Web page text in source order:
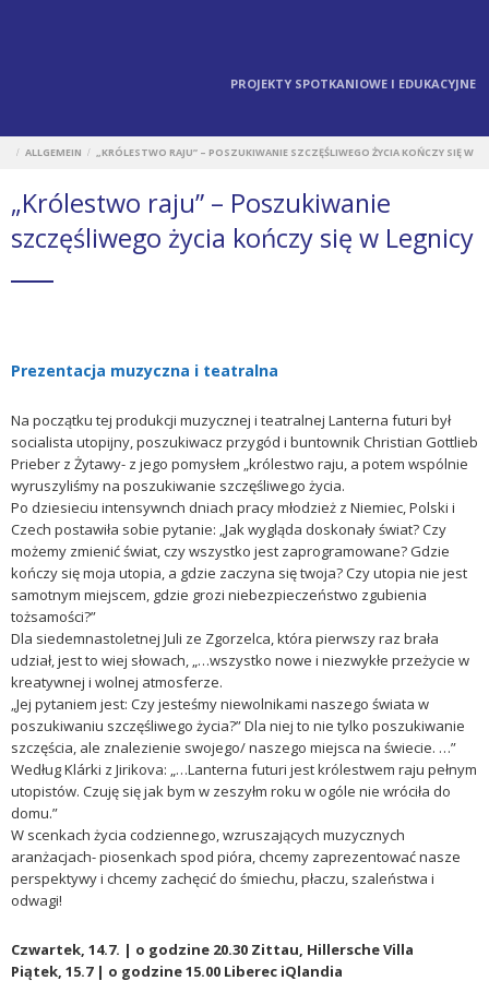
PROJEKTY SPOTKANIOWE I EDUKACYJNE
/ ALLGEMEIN / „KRÓLESTWO RAJU” – POSZUKIWANIE SZCZĘŚLIWEGO ŻYCIA KOŃCZY SIĘ W
„Królestwo raju” – Poszukiwanie
szczęśliwego życia kończy się w Legnicy
Prezentacja muzyczna i teatralna
Na początku tej produkcji muzycznej i teatralnej Lanterna futuri był
socialista utopijny, poszukiwacz przygód i buntownik Christian Gottlieb
Prieber z Żytawy- z jego pomysłem „królestwo raju, a potem wspólnie
wyruszyliśmy na poszukiwanie szczęśliwego życia.
Po dziesieciu intensywnch dniach pracy młodzież z Niemiec, Polski i
Czech postawiła sobie pytanie: „Jak wygląda doskonały świat? Czy
możemy zmienićświat, czy wszystko jest zaprogramowane? Gdzie
kończy się moja utopia, a gdzie zaczyna się twoja? Czy utopia nie jest
samotnym miejscem, gdzie grozi niebezpieczeństwo zgubienia
tożsamości?”
Dla siedemnastoletnej Juli ze Zgorzelca, która pierwszy raz brała
udział, jest to wiej słowach, „…wszystko nowe i niezwykłe przeżycie w
kreatywnej i wolnej atmosferze.
„Jej pytaniem jest: Czy jesteśmy niewolnikami naszego świata w
poszukiwaniu szczęśliwego życia?” Dla niej to nie tylko poszukiwanie
szczęścia, ale znalezienie swojego/ naszego miejsca na świecie. …”
Według Klárki z Jirikova: „…Lanterna futuri jest królestwem raju pełnym
utopistów. Czuję się jak bym w zeszyłm roku w ogóle nie wróciła do
domu.”
W scenkach życia codziennego, wzruszających muzycznych
aranżacjach- piosenkach spod pióra, chcemy zaprezentować nasze
perspektywy i chcemy zachęcić do śmiechu, płaczu, szaleństwa i
odwagi!
Czwartek, 14.7. | o godzine 20.30 Zittau, Hillersche Villa
Piątek, 15.7 | o godzine 15.00 Liberec iQlandia